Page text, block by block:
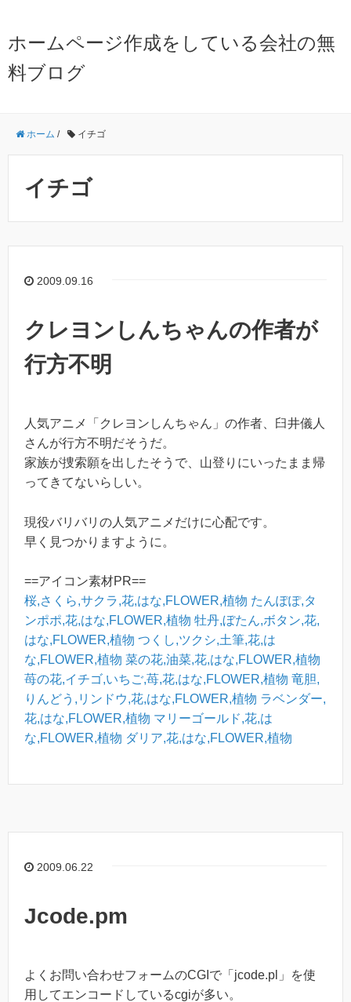
ホームページ作成をしている会社の無
料ブログ
ホーム / イチゴ
イチゴ
2009.09.16
クレヨンしんちゃんの作者が
行方不明
人気アニメ「クレヨンしんちゃん」の作者、臼井儀人
さんが行方不明だそうだ。
家族が捜索願を出したそうで、山登りにいったまま帰
ってきてないらしい。
現役バリバリの人気アニメだけに心配です。
早く見つかりますように。
==アイコン素材PR==
桜,さくら,サクラ,花,はな,FLOWER,植物 たんぽぽ,タ
ンポポ,花,はな,FLOWER,植物 牡丹,ぼたん,ボタン,花,
はな,FLOWER,植物 つくし,ツクシ,土筆,花,は
な,FLOWER,植物 菜の花,油菜,花,はな,FLOWER,植物
苺の花,イチゴ,いちご,苺,花,はな,FLOWER,植物 竜胆,
りんどう,リンドウ,花,はな,FLOWER,植物 ラベンダー,
花,はな,FLOWER,植物 マリーゴールド,花,は
な,FLOWER,植物 ダリア,花,はな,FLOWER,植物
2009.06.22
Jcode.pm
よくお問い合わせフォームのCGIで「jcode.pl」を使
用してエンコードしているcgiが多い。